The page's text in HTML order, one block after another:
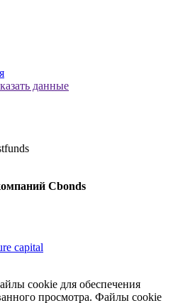
данные
Cbonds
capital
cookie для обеспечения
просмотра. Файлы cookie